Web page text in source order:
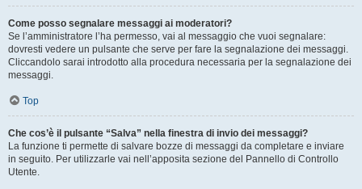
Come posso segnalare messaggi ai moderatori?
Se l’amministratore l’ha permesso, vai al messaggio che vuoi segnalare:
dovresti vedere un pulsante che serve per fare la segnalazione dei messaggi.
Cliccandolo sarai introdotto alla procedura necessaria per la segnalazione dei
messaggi.
Top
Che cos’è il pulsante “Salva” nella finestra di invio dei messaggi?
La funzione ti permette di salvare bozze di messaggi da completare e inviare
in seguito. Per utilizzarle vai nell’apposita sezione del Pannello di Controllo
Utente.